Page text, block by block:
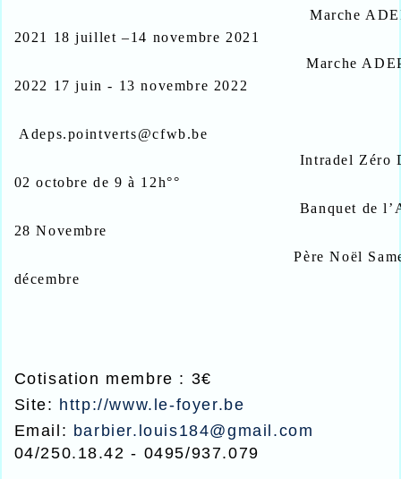
Marche
2021 18 juillet –14 novembre 2021
Marche
2022 1 7 juin - 13 novembre 2022
Adeps.pointverts@cfwb.be
Intradel Zéro
02 octobre de 9 à 12h°°
Banquet de
28 Novembre
Père Noël
décembre
Cotisation membre : 3€
Site: http://www.le-foyer.be
Email: barbier.louis184@gmail.com
04/250.18.42 - 0495/937.079